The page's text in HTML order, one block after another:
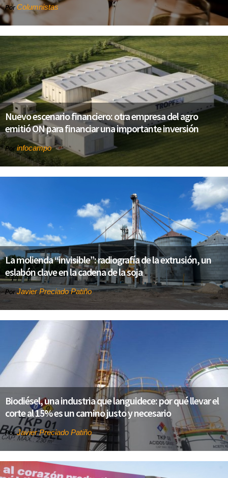
Por Columnistas
Nuevo escenario financiero: otra empresa del agro
emitió ON para financiar una importante inversión
Por infocampo
La molienda “invisible”: radiografía de la extrusión, un
eslabón clave en la cadena de la soja
Por Javier Preciado Patiño
Biodiésel, una industria que languidece: por qué llevar el
corte al 15% es un camino justo y necesario
PorJavier Preciado Patiño